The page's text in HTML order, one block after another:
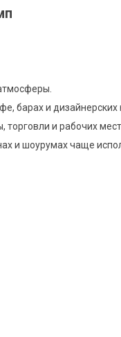
барах и дизайнерских
торговли и рабочих мест.
и шоурумах чаще